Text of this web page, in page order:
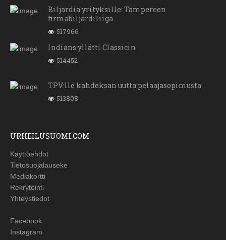
Biljardia yrityksille: Tampereen
firmabiljardiliiga
517966
Indians yllätti Classicin
514452
TPV:lle kahdeksan uutta pelaajasopimusta
513808
URHEILUSUOMI.COM
Käyttöehdot
Tietosuojalauseke
Mediakortti
Rekrytointi
Yhteystiedot
Facebook
Instagram